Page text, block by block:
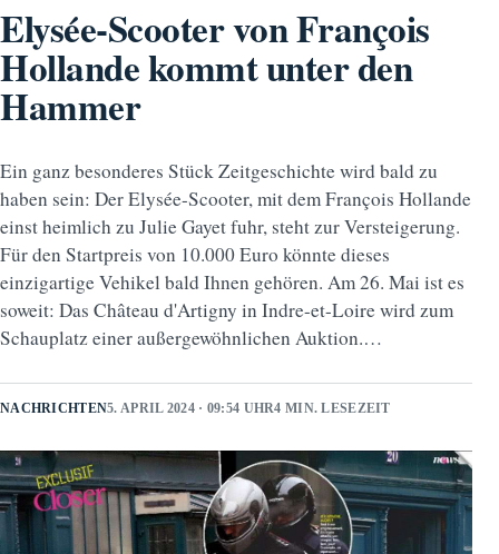
Elysée-Scooter von François
Hollande kommt unter den
Hammer
Ein ganz besonderes Stück Zeitgeschichte wird bald zu
haben sein: Der Elysée-Scooter, mit dem François Hollande
einst heimlich zu Julie Gayet fuhr, steht zur Versteigerung.
Für den Startpreis von 10.000 Euro könnte dieses
einzigartige Vehikel bald Ihnen gehören. Am 26. Mai ist es
soweit: Das Château d'Artigny in Indre-et-Loire wird zum
Schauplatz einer außergewöhnlichen Auktion.…
NACHRICHTEN5. APRIL 2024 · 09:54 UHR4 MIN. LESEZEIT